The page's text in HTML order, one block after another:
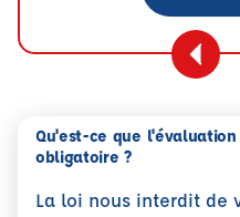
Qu'est-ce que
obligatoire ?
La loi nous interdit de